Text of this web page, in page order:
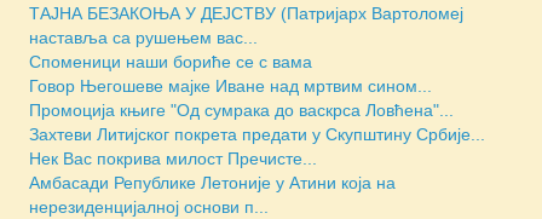
ТАЈНА БЕЗАКОЊА У ДЕЈСТВУ (Патријарх Вартоломеј
наставља са рушењем вас...
Споменици наши бориће се с вама
Говор Његошеве мајке Иване над мртвим сином...
Промоција књиге "Од сумрака до васкрса Ловћена"...
Захтеви Литијског покрета предати у Скупштину Србије...
Нек Вас покрива милост Пречисте...
Амбасади Републике Летоније у Атини која на
нерезиденцијалној основи п...